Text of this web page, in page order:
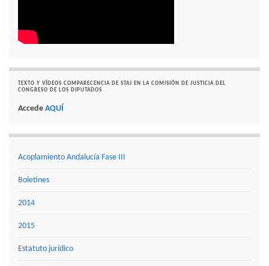
TEXTO Y VÍDEOS COMPARECENCIA DE STAJ EN LA COMISIÓN DE JUSTICIA DEL
CONGRESO DE LOS DIPUTADOS
Accede AQUÍ
Acoplamiento Andalucía Fase III
Boletines
2014
2015
Estatuto jurídico